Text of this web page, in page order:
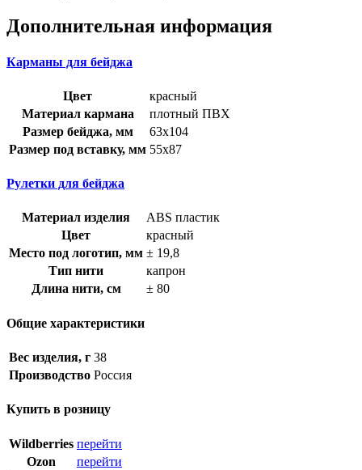
Дополнительная информация
Карманы для бейджа
Цвет
красный
Материал кармана
плотный ПВХ
Размер бейджа, мм
63х104
Размер под вставку, мм 55х87
Рулетки для бейджа
Материал изделия
ABS пластик
Цвет
красный
Место под логотип, мм ± 19,8
Тип нити
капрон
Длина нити, см
± 80
Общие характеристики
Вес изделия, г 38
Производство Россия
Купить в розницу
Wildberries перейти
Ozon
перейти